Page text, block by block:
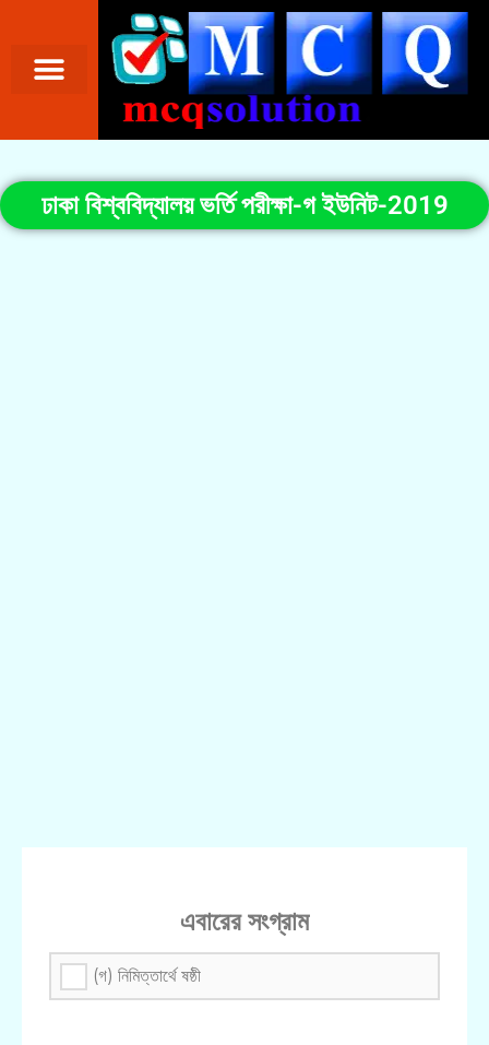
ঢাকা বিশ্ববিদ্যালয় ভর্তি পরীক্ষা-গ ইউনিট-2019
এবারের সংগ্রাম
(গ) নিমিত্তার্থে ষষ্ঠী